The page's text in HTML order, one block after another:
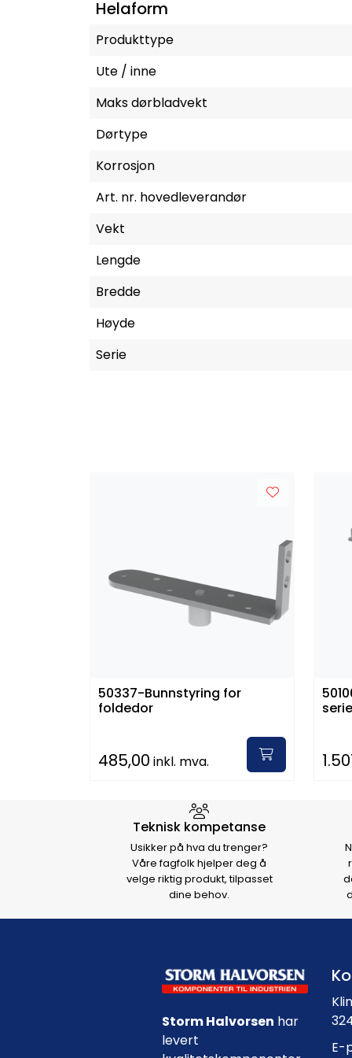
Helaform
Produkttype
Ute / inne
Maks dørbladvekt
Dørtype
Korrosjon
Art. nr. hovedleverandør
Vekt
Lengde
Bredde
Høyde
Serie
50337-Bunnstyring for
foldedor
485,00 inkl. mva.
Hvorfor velge Storm
Teknisk kompetanse
Usikker på hva du trenger?
Våre fagfolk hjelper deg å
velge riktig produkt, tilpasset
dine behov.
Storm Halvorsen har
levert
E-